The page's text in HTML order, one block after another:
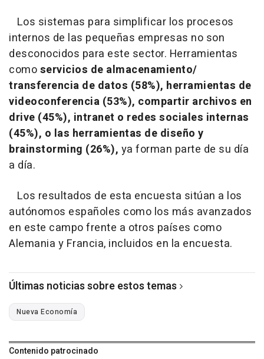
Los sistemas para simplificar los procesos
internos de las pequeñas empresas no son
desconocidos para este sector. Herramientas
comoservicios de almacenamiento/
transferencia de datos (58%), herramientas de
videoconferencia (53%), compartir archivos en
drive (45%), intranet o redes sociales internas
(45%), o las herramientas de diseño y
brainstorming (26%), ya forman parte de su día
a día.
Los resultados de esta encuesta sitúan a los
autónomos españoles como los más avanzados
en este campo frente a otros países como
Alemania y Francia, incluidos en la encuesta.
Últimas noticias sobre estos temas
Nueva Economía
Contenido patrocinado